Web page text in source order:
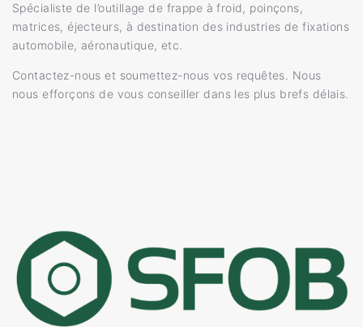
Spécialiste de l’outillage de frappe à froid, poinçons,
matrices, éjecteurs, à destination des industries de fixations
automobile, aéronautique, etc.
Contactez-nous et soumettez-nous vos requêtes. Nous
nous efforçons de vous conseiller dans les plus brefs délais.